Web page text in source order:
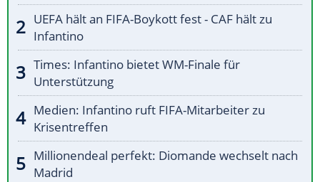
UEFA hält an FIFA-Boykott fest - CAF hält zu
Infantino
Times: Infantino bietet WM-Finale für
Unterstützung
Medien: Infantino ruft FIFA-Mitarbeiter zu
Krisentreffen
Millionendeal perfekt: Diomande wechselt nach
Madrid